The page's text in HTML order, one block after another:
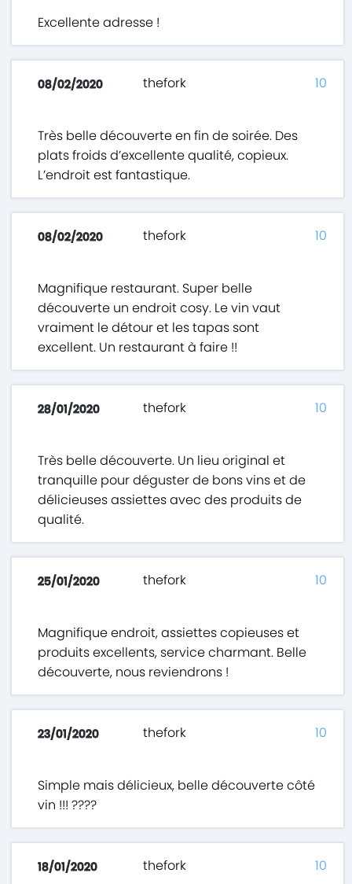
Excellente adresse !
08/02/2020 thefork
Très belle découverte en fin de soirée. Des
plats froids d’excellente qualité, copieux.
L’endroit est fantastique.
10
08/02/2020 thefork
Magnifique restaurant. Super belle
découverte un endroit cosy. Le vin vaut
vraiment le détour et les tapas sont
excellent. Un restaurant à faire !!
10
28/01/2020 thefork
Très belle découverte. Un lieu original et
tranquille pour déguster de bons vins et de
délicieuses assiettes avec des produits de
qualité.
10
25/01/2020 thefork
Magnifique endroit, assiettes copieuses et
produits excellents, service charmant. Belle
découverte, nous reviendrons !
10
23/01/2020 thefork
Simple mais délicieux, belle découverte côté
vin !!! ????
10
18/01/2020 thefork 10